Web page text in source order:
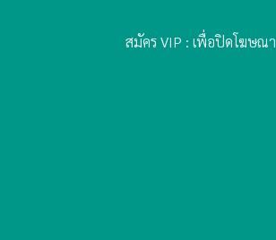
สมัคร VIP : เพื่อปิดโฆษณา